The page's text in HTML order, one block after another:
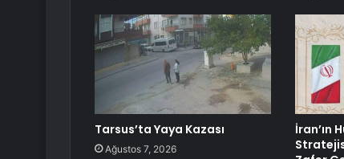
Tarsus’ta Yaya Kazası
Ağustos 7, 2026
İran’ın